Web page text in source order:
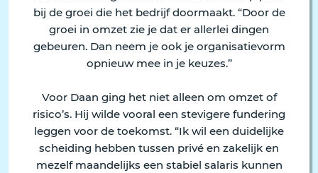
bij de groei die het bedrijf doormaakt. “Door de
groei in omzet zie je dat er allerlei dingen
gebeuren. Dan neem je ook je organisatievorm
opnieuw mee in je keuzes.”
Voor Daan ging het niet alleen om omzet of
risico’s. Hij wilde vooral een stevigere fundering
leggen voor de toekomst. “Ik wil een duidelijke
scheiding hebben tussen privé en zakelijk en
mezelf maandelijks een stabiel salaris kunnen